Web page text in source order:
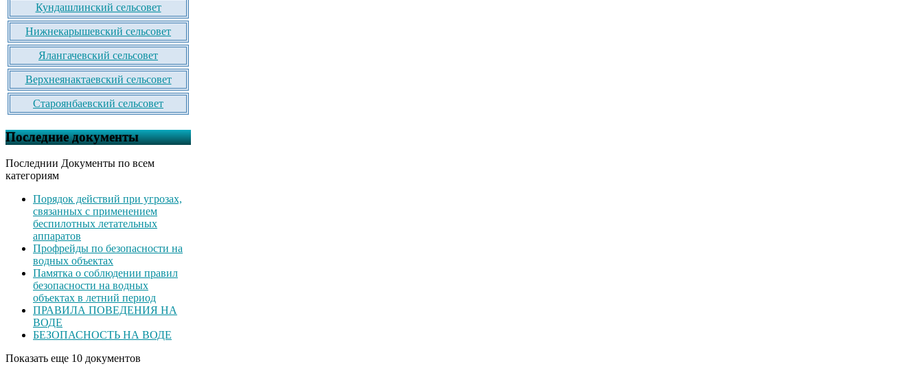
Кундашлинский сельсовет
Нижнекарышевский сельсовет
Ялангачевский сельсовет
Верхнеянактаевский сельсовет
Староянбаевский сельсовет
Последние документы
Последнии Документы по всем
категориям
Порядок действий при угрозах,
связанных с применением
беспилотных летательных
аппаратов
Профрейды по безопасности на
водных объектах
Памятка о соблюдении правил
безопасности на водных
объектах в летний период
ПРАВИЛА ПОВЕДЕНИЯ НА
ВОДЕ
БЕЗОПАСНОСТЬ НА ВОДЕ
Показать еще 10 документов